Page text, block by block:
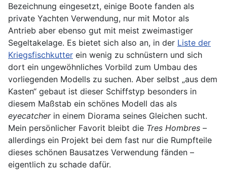
Bezeichnung eingesetzt, einige Boote fanden als
private Yachten Verwendung, nur mit Motor als
Antrieb aber ebenso gut mit meist zweimastiger
Segeltakelage. Es bietet sich also an, in der Liste der
Kriegsfischkutter ein wenig zu schnüstern und sich
dort ein ungewöhnliches Vorbild zum Umbau des
vorliegenden Modells zu suchen. Aber selbst „aus dem
Kasten“ gebaut ist dieser Schiffstyp besonders in
diesem Maßstab ein schönes Modell das als
eyecatcherin einem Diorama seines Gleichen sucht.
Mein persönlicher Favorit bleibt die Tres Hombres –
allerdings ein Projekt bei dem fast nur die Rumpfteile
dieses schönen Bausatzes Verwendung fänden –
eigentlich zu schade dafür.